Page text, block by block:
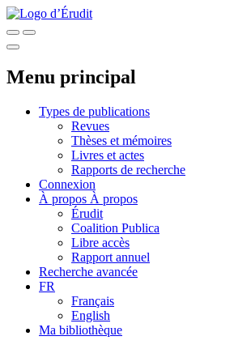
Menu principal
Types de publications
Revues
Thèses et mémoires
Livres et actes
Rapports de recherche
Connexion
À propos À propos
Érudit
Coalition Publica
Libre accès
Rapport annuel
Recherche avancée
FR
Français
English
Ma bibliothèque